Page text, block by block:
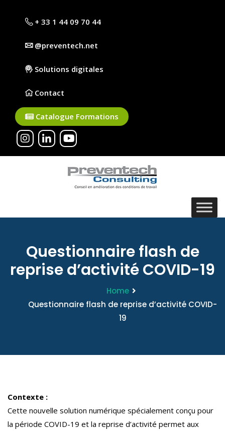
+ 33 1 44 09 70 44
@preventech.net
Solutions digitales
Contact
Catalogue Formations
Questionnaire flash de
reprise d’activité COVID-19
Home
Questionnaire flash de reprise d’activité COVID-
19
Contexte :
Cette nouvelle solution numérique spécialement conçu pour
la période COVID-19 et la reprise d’activité permet aux